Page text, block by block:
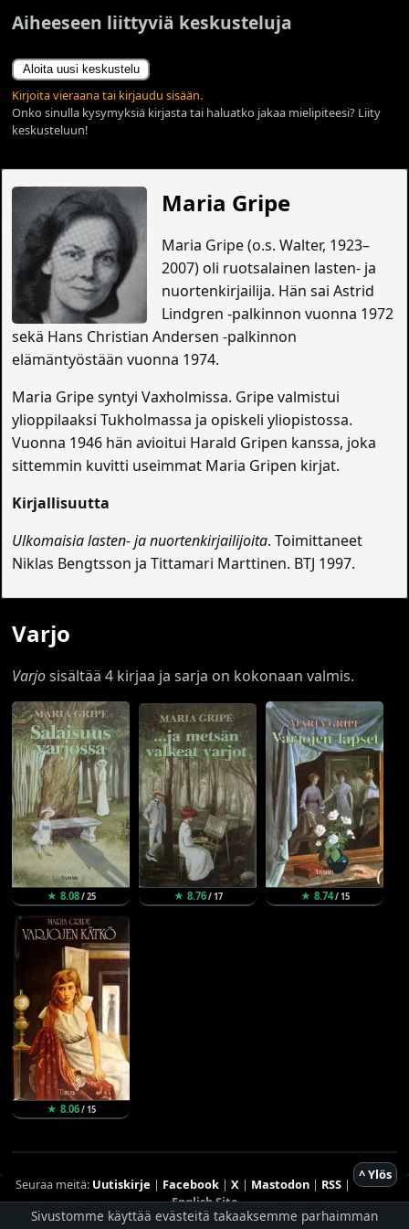
Aiheeseen liittyviä keskusteluja
Aloita uusi keskustelu
Kirjoita vieraana tai kirjaudu sisään.
Onko sinulla kysymyksiä kirjasta tai haluatko jakaa mielipiteesi? Liity
keskusteluun!
Maria Gripe
Maria Gripe (o.s. Walter, 1923–
2007) oli ruotsalainen lasten- ja
nuortenkirjailija. Hän sai Astrid
Lindgren -palkinnon vuonna 1972
sekä Hans Christian Andersen -palkinnon
elämäntyöstään vuonna 1974.
Maria Gripe syntyi Vaxholmissa. Gripe valmistui
ylioppilaaksi Tukholmassa ja opiskeli yliopistossa.
Vuonna 1946 hän avioitui Harald Gripen kanssa, joka
sittemmin kuvitti useimmat Maria Gripen kirjat.
Kirjallisuutta
Ulkomaisia lasten- ja nuortenkirjailijoita. Toimittaneet
Niklas Bengtsson ja Tittamari Marttinen. BTJ 1997.
Varjo
Varjosisältää 4 kirjaa ja sarja on kokonaan valmis.
★ 8.08/ 25 ★ 8.76/ 17 ★ 8.74/ 15
★ 8.06/ 15
^ Ylös
Seuraa meitä: Uutiskirje | Facebook| X| Mastodon| RSS|
English Site
Sivustomme käyttää evästeitä takaaksemme parhaimman